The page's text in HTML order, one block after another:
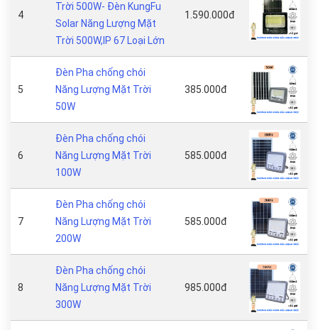
4
Trời 500W- Đèn KungFu
Solar Năng Lượng Mặt
Trời 500W,IP 67 Loại Lớn
1.590.000đ
5
Đèn Pha chống chói
Năng Lượng Mặt Trời
50W
385.000đ
6
Đèn Pha chống chói
Năng Lượng Mặt Trời
100W
585.000đ
7
Đèn Pha chống chói
Năng Lượng Mặt Trời
200W
585.000đ
8
Đèn Pha chống chói
Năng Lượng Mặt Trời
300W
985.000đ